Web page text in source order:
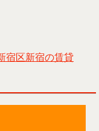
宿区新宿の賃貸